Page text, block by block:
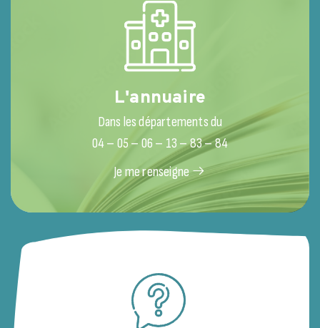
L'annuaire
Dans les départements du
04 – 05 – 06 – 13 – 83 – 84
Je me renseigne